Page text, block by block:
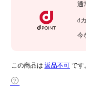
通
d
今
この商品は 返品不可 です